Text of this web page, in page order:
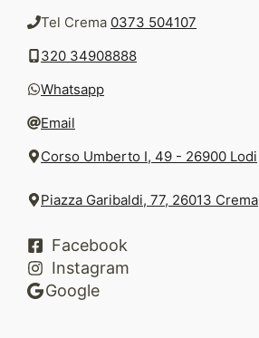
Tel Crema 0373 504107
320 34908888
Whatsapp
Email
Corso Umberto I, 49 - 26900 Lodi
Piazza Garibaldi, 77, 26013 Crema
Facebook
Instagram
Google